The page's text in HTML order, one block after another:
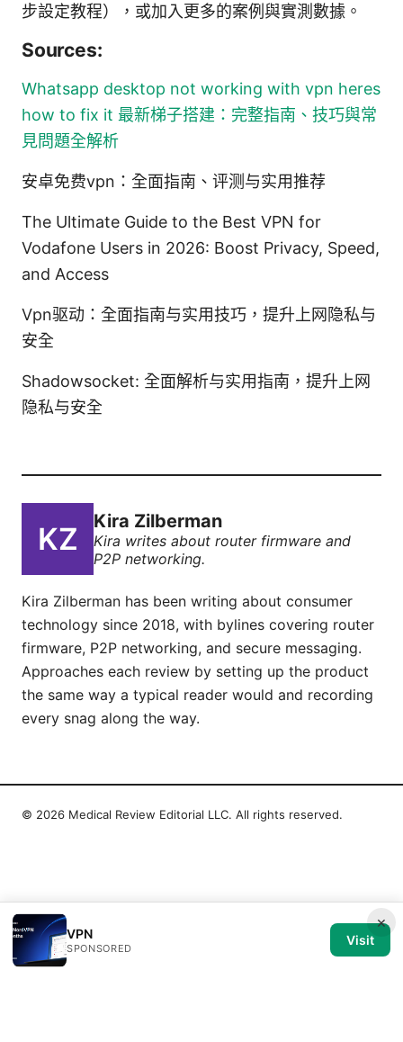
步設定教程），或加入更多的案例與實測數據。
Sources:
Whatsapp desktop not working with vpn heres
how to fix it 最新梯子搭建：完整指南、技巧與常
見問題全解析
安卓免费vpn：全面指南、评测与实用推荐
The Ultimate Guide to the Best VPN for
Vodafone Users in 2026: Boost Privacy, Speed,
and Access
Vpn驱动：全面指南与实用技巧，提升上网隐私与
安全
Shadowsocket: 全面解析与实用指南，提升上网
隐私与安全
Kira Zilberman
Kira writes about router firmware and
P2P networking.
Kira Zilberman has been writing about consumer
technology since 2018, with bylines covering router
firmware, P2P networking, and secure messaging.
Approaches each review by setting up the product
the same way a typical reader would and recording
every snag along the way.
×
VPN
SPONSORED
Visit
© 2026 Medical Review Editorial LLC. All rights reserved.